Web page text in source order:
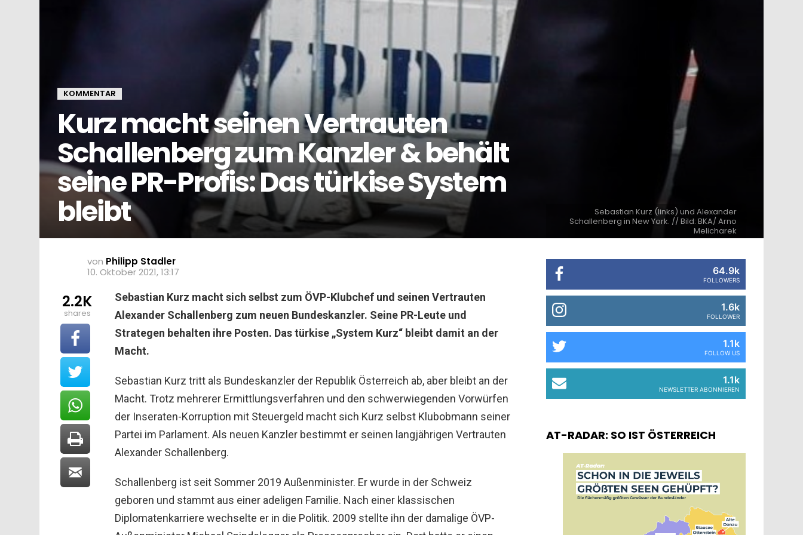
KOMMENTAR
Kurz macht seinen Vertrauten
Schallenberg zum Kanzler & behält
seine PR-Profis: Das türkise System
bleibt
Sebastian Kurz (links) und Alexander
Schallenberg in New York. // Bild: BKA/ Arno
Melicharek
von Philipp Stadler
10. Oktober 2021, 13:17
Sebastian Kurz macht sich selbst zum ÖVP-Klubchef und seinen Vertrauten
Alexander Schallenberg zum neuen Bundeskanzler. Seine PR-Leute und
Strategen behalten ihre Posten. Das türkise „System Kurz“ bleibt damit an der
Macht.
Sebastian Kurz tritt als Bundeskanzler der Republik Österreich ab, aber bleibt an der
Macht. Trotz mehrerer Ermittlungsverfahren und den schwerwiegenden Vorwürfen
der Inseraten-Korruption mit Steuergeld macht sich Kurz selbst Klubobmann seiner
Partei im Parlament. Als neuen Kanzler bestimmt er seinen langjährigen Vertrauten
Alexander Schallenberg.
Schallenberg ist seit Sommer 2019 Außenminister. Er wurde in der Schweiz
geboren und stammt aus einer adeligen Familie. Nach einer klassischen
Diplomatenkarriere wechselte er in die Politik. 2009 stellte ihn der damalige ÖVP-
2.2K
shares
64.9k
FOLLOWERS
1.6k
FOLLOWER
1.1k
FOLLOW US
1.1k
NEWSLETTER ABONNIEREN
AT-RADAR: SO IST ÖSTERREICH